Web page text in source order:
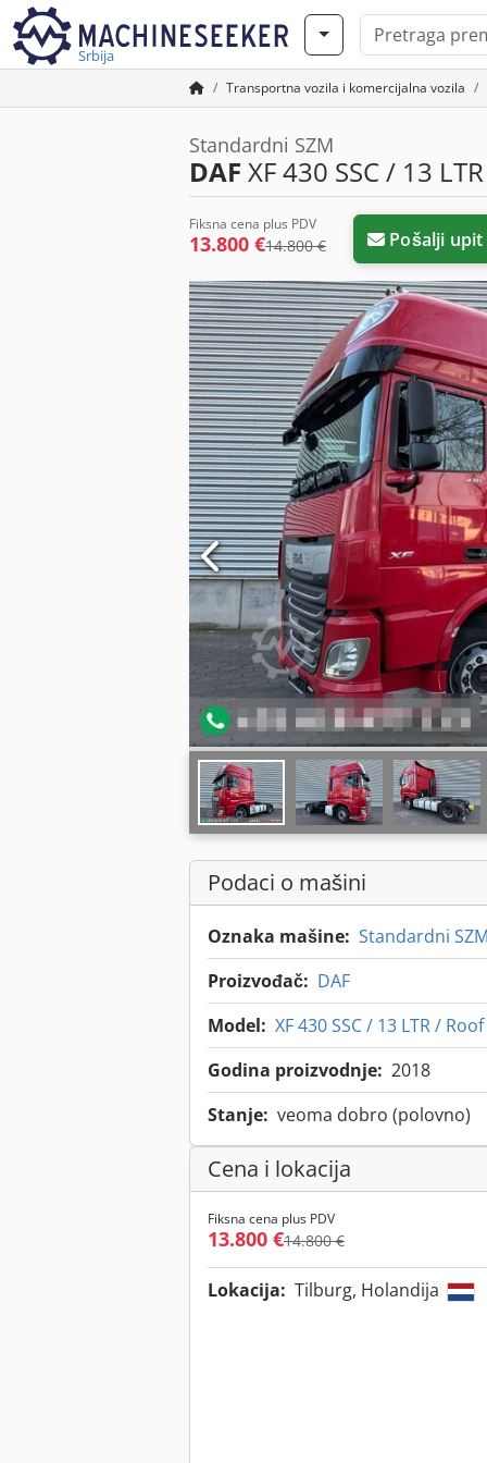
Srbija
Transportna vozila i komercijalna vozila
Standardni SZM
DAF XF 430 SSC / 13
Fiksna cena plus PDV
13.800 €14.800 € Pošalji upit
Podaci o mašini
Oznaka mašine: Standardni
Proizvođač: DAF
Model: XF 430 SSC / 13 LTR /
Godina proizvodnje: 2018
Stanje: veoma dobro (polovno)
Cena i lokacija
Fiksna cena plus PDV
13.800 €14.800 €
Lokacija: Tilburg, Holandija